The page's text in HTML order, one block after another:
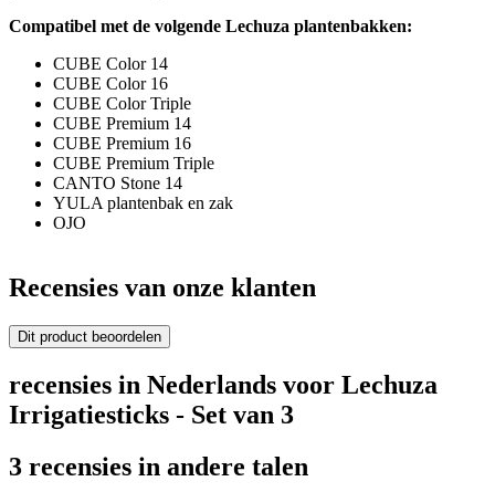
Compatibel met de volgende Lechuza plantenbakken:
CUBE Color 14
CUBE Color 16
CUBE Color Triple
CUBE Premium 14
CUBE Premium 16
CUBE Premium Triple
CANTO Stone 14
YULA plantenbak en zak
OJO
Recensies van onze klanten
Dit product beoordelen
recensies in Nederlands voor Lechuza
Irrigatiesticks - Set van 3
3 recensies in andere talen